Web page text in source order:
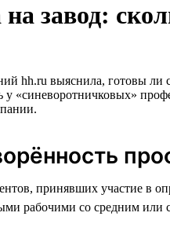
завод:
hh.ru выяснила, готовы ли
«синеворотничковых»
принявших участие в
рабочими со средним или